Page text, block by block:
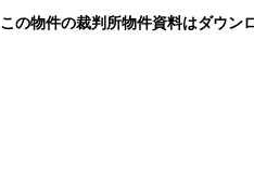
この物件の裁判所物件資料はダウン